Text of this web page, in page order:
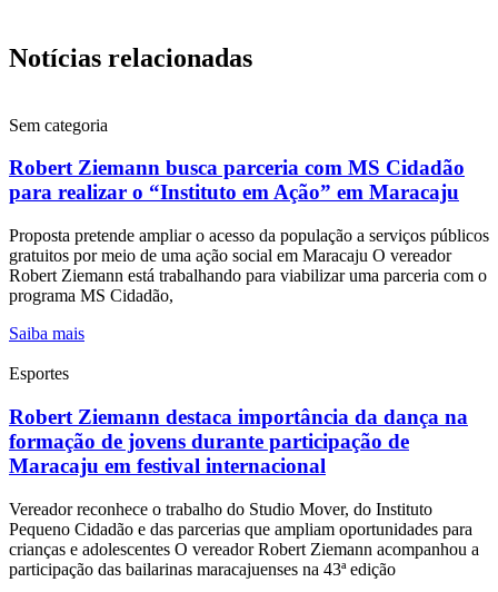
Notícias relacionadas
Sem categoria
Robert Ziemann busca parceria com MS Cidadão
para realizar o “Instituto em Ação” em Maracaju
Proposta pretende ampliar o acesso da população a serviços públicos
gratuitos por meio de uma ação social em Maracaju O vereador
Robert Ziemann está trabalhando para viabilizar uma parceria com o
programa MS Cidadão,
Saiba mais
Esportes
Robert Ziemann destaca importância da dança na
formação de jovens durante participação de
Maracaju em festival internacional
Vereador reconhece o trabalho do Studio Mover, do Instituto
Pequeno Cidadão e das parcerias que ampliam oportunidades para
crianças e adolescentes O vereador Robert Ziemann acompanhou a
participação das bailarinas maracajuenses na 43ª edição